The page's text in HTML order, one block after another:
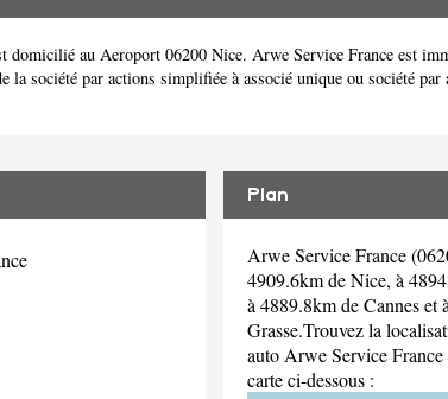
domicilié au Aeroport 06200 Nice. Arwe Service France est
société par actions simplifiée à associé unique ou société
Plan
Arwe Service France
4909.6km de Nice, à
à 4889.8km de Cannes et
Grasse.Trouvez la
auto Arwe Service
carte ci-dessous :